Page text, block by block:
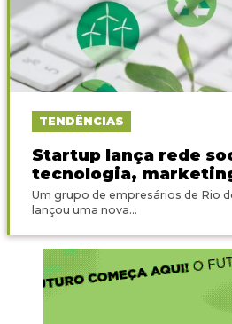
TENDÊNCIAS
Startup lança rede
tecnologia,
Um grupo de empresários de Rio
lançou uma nova...